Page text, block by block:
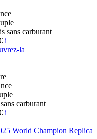
sans carburant
i
la
carburant
i
World Champion Replica